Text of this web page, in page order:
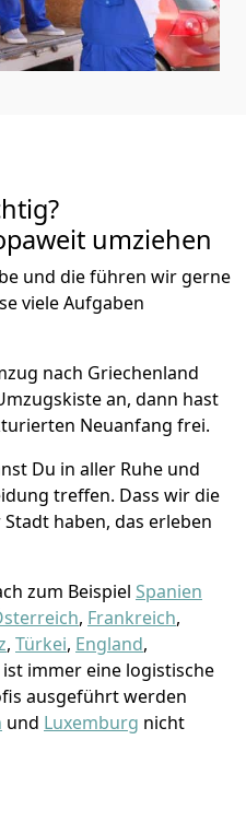
umziehen
und die führen wir gerne
viele Aufgaben
nach Griechenland
an, dann hast
Neuanfang frei.
Du in aller Ruhe und
treffen. Dass wir die
haben, das erleben
zum Beispiel Spanien
, Frankreich,
, Türkei, England,
ist immer eine logistische
ausgeführt werden
und Luxemburg nicht